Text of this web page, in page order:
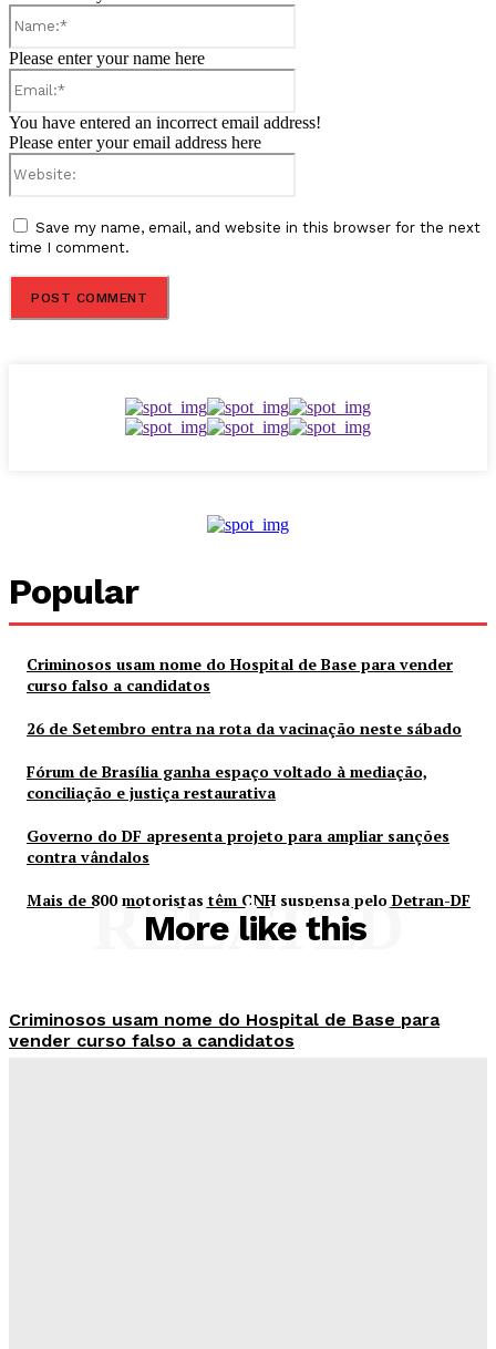
Please enter your name here
You have entered an incorrect email address!
Please enter your email address here
Save my name, email, and website in this browser for the next
time I comment.
Popular
Criminosos usam nome do Hospital de Base para vender
curso falso a candidatos
26 de Setembro entra na rota da vacinação neste sábado
Fórum de Brasília ganha espaço voltado à mediação,
conciliação e justiça restaurativa
Governo do DF apresenta projeto para ampliar sanções
contra vândalos
Mais de 800 motoristas têm CNH suspensa pelo Detran-DF
More like this
RELATED
Criminosos usam nome do Hospital de Base para
vender curso falso a candidatos